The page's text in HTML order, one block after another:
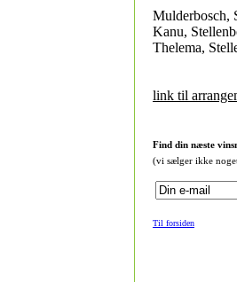
Mulderbosch,
Kanu,
Thelema,
link til
Find din næste
(vi sælger ikke
Til forsiden